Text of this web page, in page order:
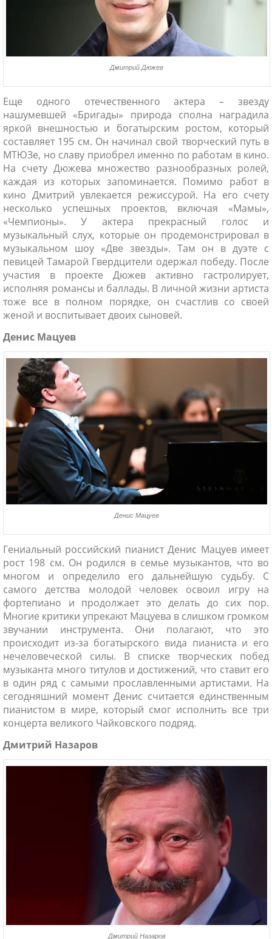
Дмитрий Дюжев
Еще одного отечественного актера – звезду
нашумевшей «Бригады» природа сполна наградила
яркой внешностью и богатырским ростом, который
составляет 195 см. Он начинал свой творческий путь в
МТЮЗе, но славу приобрел именно по работам в кино.
На счету Дюжева множество разнообразных ролей,
каждая из которых запоминается. Помимо работ в
кино Дмитрий увлекается режиссурой. На его счету
несколько успешных проектов, включая «Мамы»,
«Чемпионы». У актера прекрасный голос и
музыкальный слух, которые он продемонстрировал в
музыкальном шоу «Две звезды». Там он в дуэте с
певицей Тамарой Гвердцители одержал победу. После
участия в проекте Дюжев активно гастролирует,
исполняя романсы и баллады. В личной жизни артиста
тоже все в полном порядке, он счастлив со своей
женой и воспитывает двоих сыновей.
Денис Мацуев
Денис Мацуев
Гениальный российский пианист Денис Мацуев имеет
рост 198 см. Он родился в семье музыкантов, что во
многом и определило его дальнейшую судьбу. С
самого детства молодой человек освоил игру на
фортепиано и продолжает это делать до сих пор.
Многие критики упрекают Мацуева в слишком громком
звучании инструмента. Они полагают, что это
происходит из-за богатырского вида пианиста и его
нечеловеческой силы. В списке творческих побед
музыканта много титулов и достижений, что ставит его
в один ряд с самыми прославленными артистами. На
сегодняшний момент Денис считается единственным
пианистом в мире, который смог исполнить все три
концерта великого Чайковского подряд.
Дмитрий Назаров
Дмитрий Назаров